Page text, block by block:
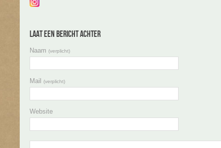
Laat een bericht achter
Naam (verplicht)
Mail (verplicht)
Website